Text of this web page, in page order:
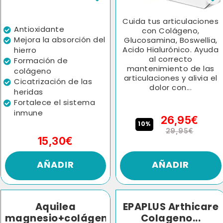
Antioxidante
Mejora la absorción del
hierro
Formación de
colágeno
Cicatrización de las
heridas
Fortalece el sistema
inmune
15,30€
AÑADIR
Cuida tus articulaciones
con Colágeno,
Glucosamina, Boswellia,
Acido Hialurónico. Ayuda
al correcto
mantenimiento de las
articulaciones y alivia el
dolor con...
10% 26,95€
29,95€
AÑADIR
Aquilea
magnesio+colágeno
EPAPLUS Arthicare
Colageno...